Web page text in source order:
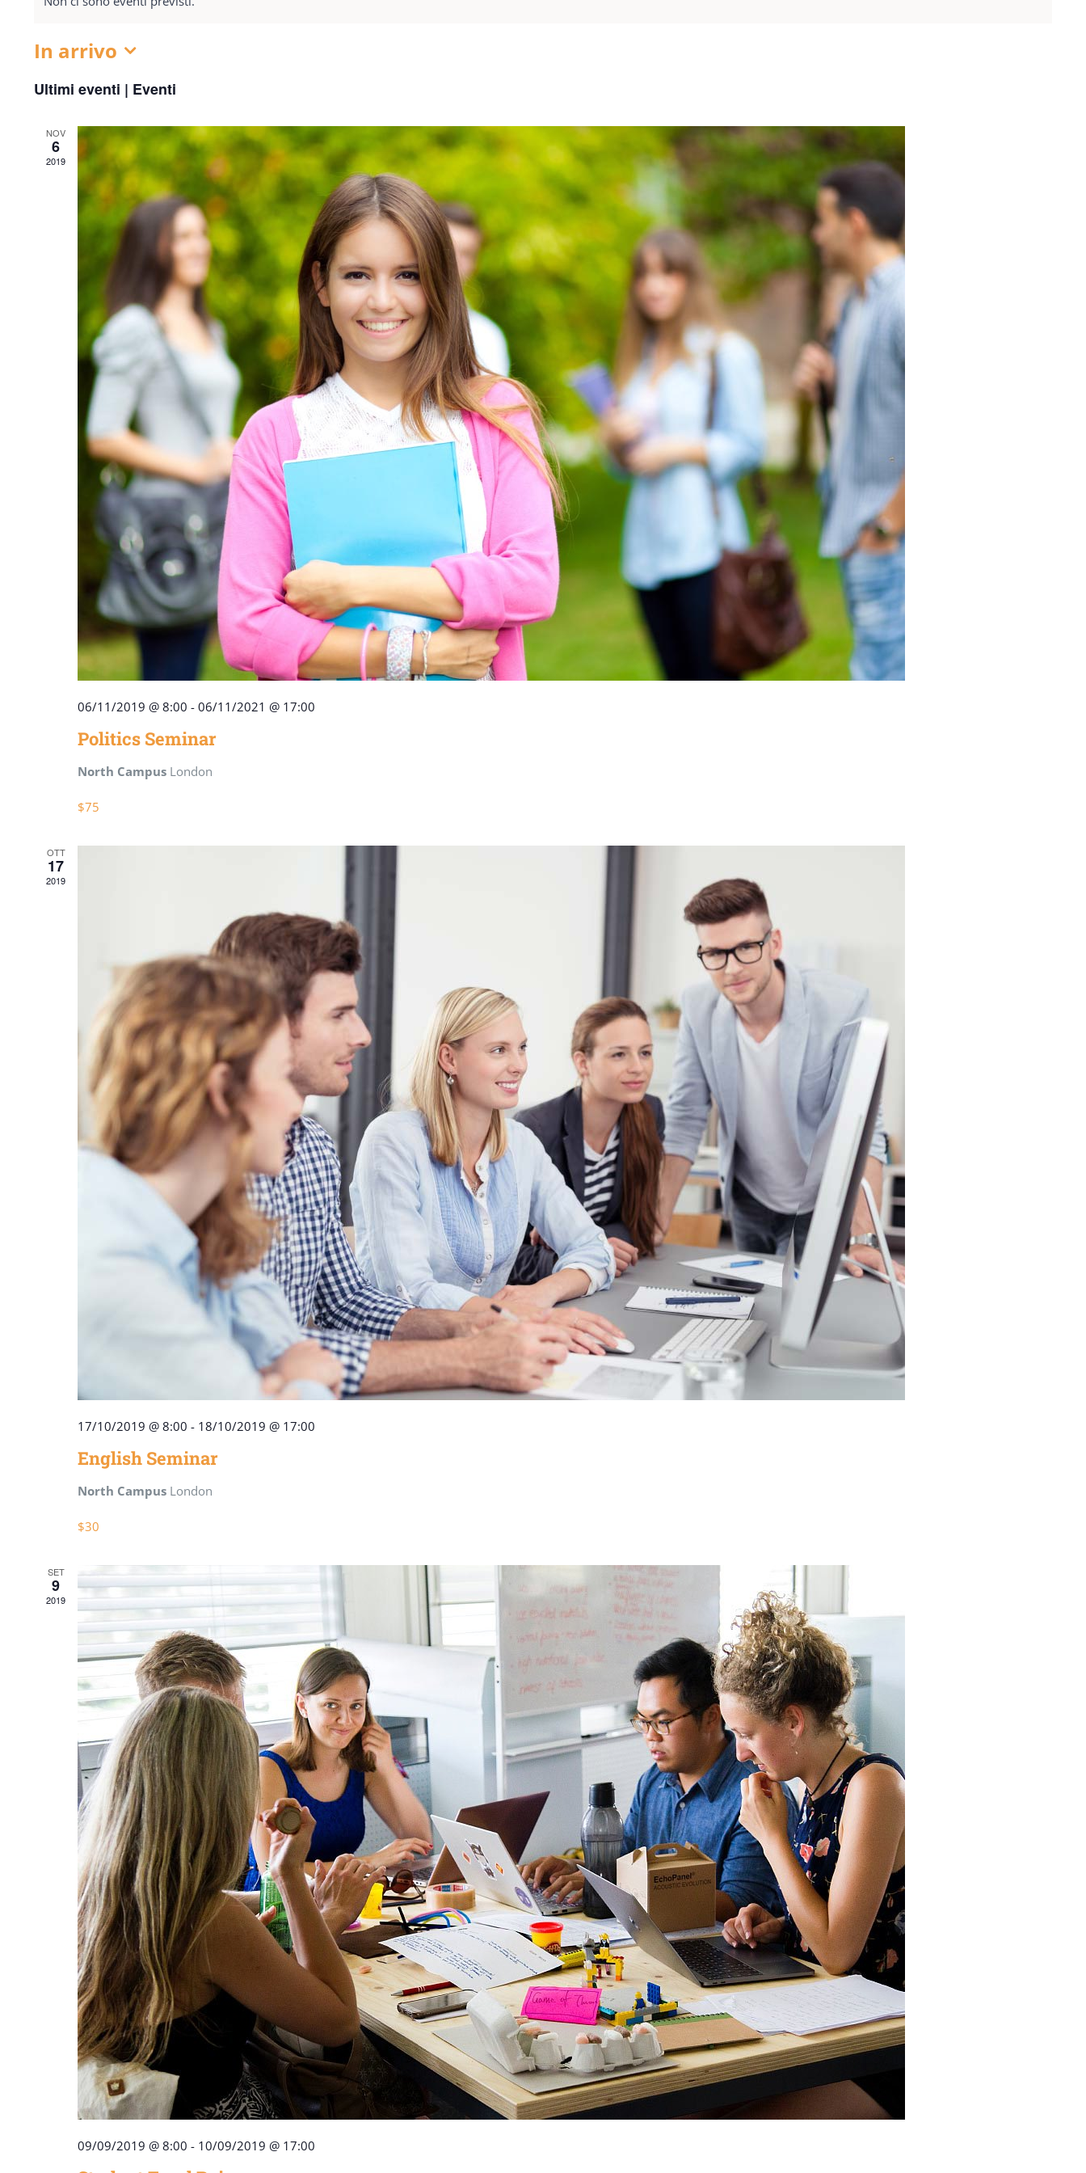
In arrivo
la
Ultimi eventi | Eventi
NOV
6
2019
06/11/2019 @ 8:00 - 06/11/2021 @ 17:00
Politics Seminar
North Campus London
$75
OTT
17
2019
17/10/2019 @ 8:00 - 18/10/2019 @ 17:00
English Seminar
North Campus London
$30
SET
9
2019
09/09/2019 @ 8:00 - 10/09/2019 @ 17:00